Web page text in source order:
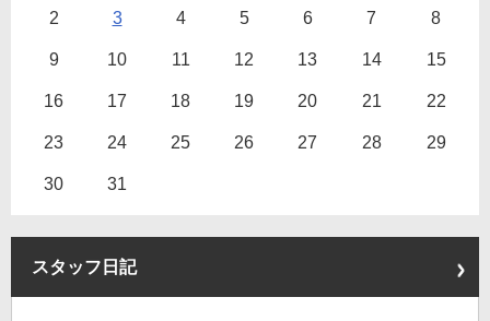
2 3 4 5 6 7 8
9 10 11 12 13 14 15
16 17 18 19 20 21 22
23 24 25 26 27 28 29
30 31
スタッフ日記